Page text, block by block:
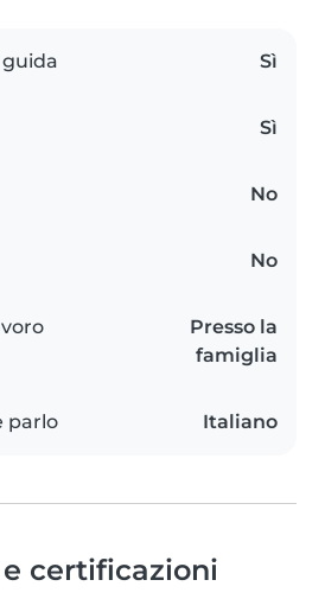
Sì
Sì
No
No
Presso la
famiglia
parlo Italiano
certificazioni